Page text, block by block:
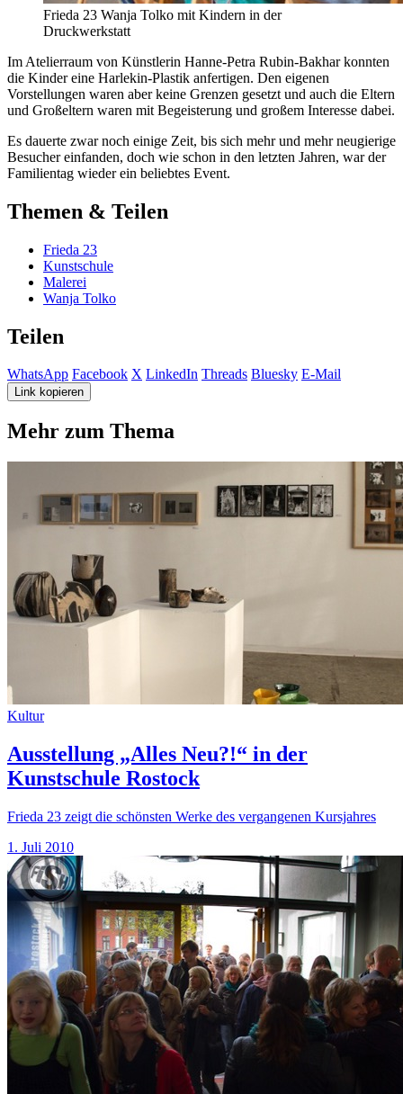
Frieda 23 Wanja Tolko mit Kindern in der
Druckwerkstatt
Im Atelierraum von Künstlerin Hanne-Petra Rubin-Bakhar konnten
die Kinder eine Harlekin-Plastik anfertigen. Den eigenen
Vorstellungen waren aber keine Grenzen gesetzt und auch die Eltern
und Großeltern waren mit Begeisterung und großem Interesse dabei.
Es dauerte zwar noch einige Zeit, bis sich mehr und mehr neugierige
Besucher einfanden, doch wie schon in den letzten Jahren, war der
Familientag wieder ein beliebtes Event.
Themen & Teilen
Frieda 23
Kunstschule
Malerei
Wanja Tolko
Teilen
WhatsApp Facebook X LinkedIn Threads Bluesky E-Mail
Link kopieren
Mehr zum Thema
Kultur
Ausstellung „Alles Neu?!“ in der
Kunstschule Rostock
Frieda 23 zeigt die schönsten Werke des vergangenen Kursjahres
1. Juli 2010